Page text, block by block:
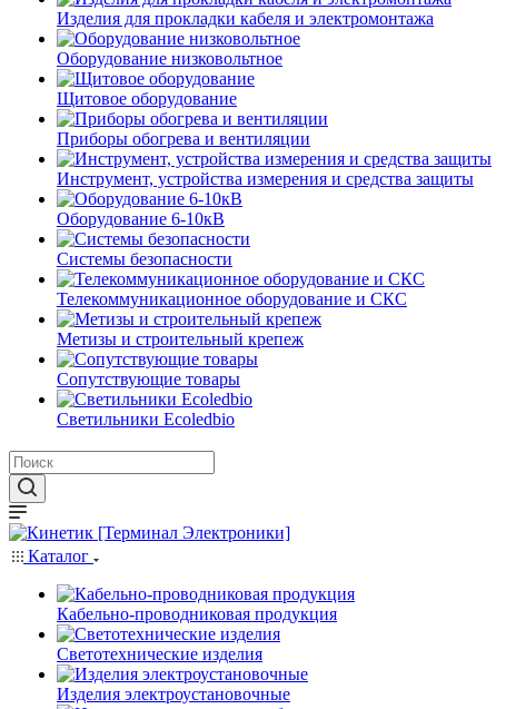
Изделия для прокладки кабеля и электромонтажа
Оборудование низковольтное
Щитовое оборудование
Приборы обогрева и вентиляции
Инструмент, устройства измерения и средства защиты
Оборудование 6-10кВ
Системы безопасности
Телекоммуникационное оборудование и СКС
Метизы и строительный крепеж
Сопутствующие товары
Светильники Ecoledbio
Каталог
Кабельно-проводниковая продукция
Светотехнические изделия
Изделия электроустановочные